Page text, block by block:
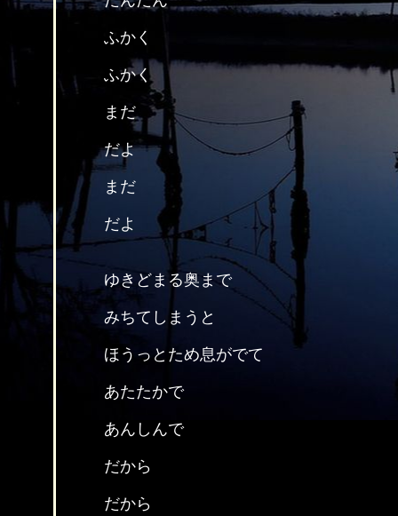
ふかく
ふかく
まだ
だよ
まだ
だよ
ゆきどまる奥まで
みちてしまうと
ほうっとため息がでて
あたたかで
あんしんで
だから
だから